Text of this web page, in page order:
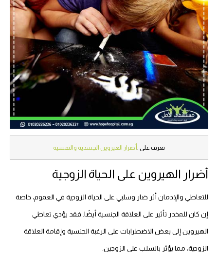
تعرف على : أضرار الهيروين الجسدية والنفسية
أضرار الهيروين على الحياة الزوجية
للتعاطي والإدمان أثر ضار وسلبي على الحياة الزوجية في العموم، خاصة
إن كان للمخدر تأثير على العلاقة الجنسية أيضًا. فقد يؤدي تعاطي
الهيروين إلى بعض الاضطرابات على الرغبة الجنسية وإقامة العلاقة
الزوجية، مما يؤثر بالسلب على الزوجين.